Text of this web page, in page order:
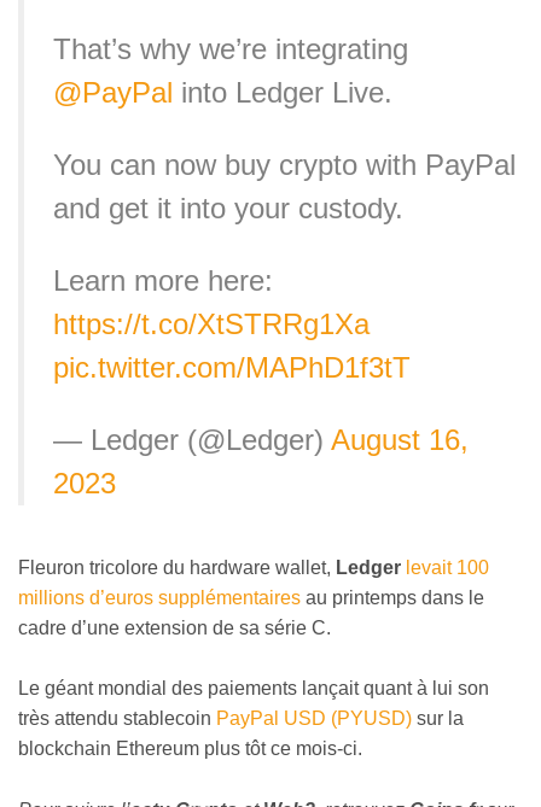
That’s why we’re integrating
@PayPal into Ledger Live.
You can now buy crypto with PayPal
and get it into your custody.
Learn more here:
https://t.co/XtSTRRg1Xa
pic.twitter.com/MAPhD1f3tT
— Ledger (@Ledger) August 16,
2023
Fleuron tricolore du hardware wallet, Ledger levait 100
millions d’euros supplémentaires au printemps dans le
cadre d’une extension de sa série C.
Le géant mondial des paiements lançait quant à lui son
très attendu stablecoin PayPal USD (PYUSD) sur la
blockchain Ethereum plus tôt ce mois-ci.